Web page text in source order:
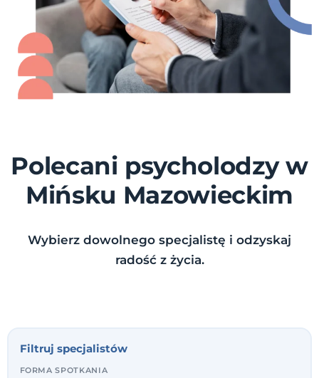
Polecani psycholodzy w
Mińsku Mazowieckim
Wybierz dowolnego specjalistę i odzyskaj
radość z życia.
Filtruj specjalistów
FORMA SPOTKANIA